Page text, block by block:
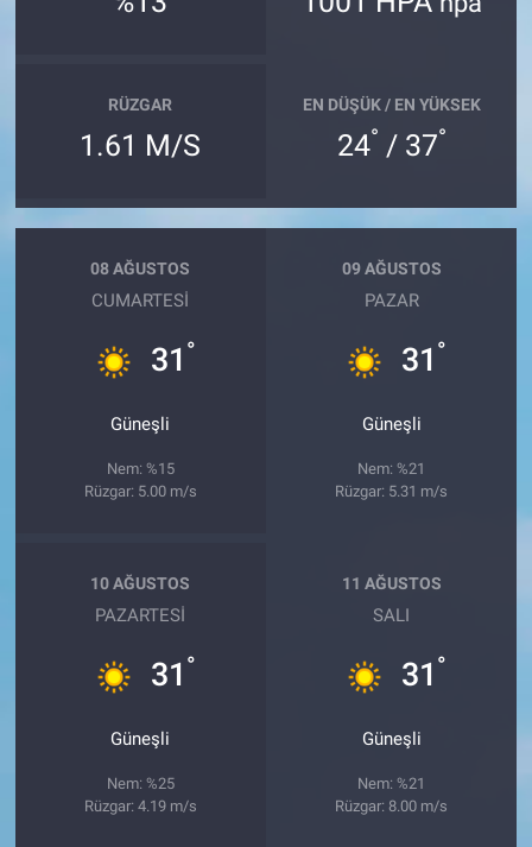
RÜZGAR
1.61 M/S
EN DÜŞÜK / EN YÜKSEK
24° / 37°
08 AĞUSTOS
CUMARTESI
31 °
Güneşli
Nem: %15
Rüzgar: 5.00 m/s
09 AĞUSTOS
PAZAR
31 °
Güneşli
Nem: %21
Rüzgar: 5.31 m/s
10 AĞUSTOS
PAZARTESI
31 °
Güneşli
Nem: %25
Rüzgar: 4.19 m/s
11 AĞUSTOS
SALI
31 °
Güneşli
Nem: %21
Rüzgar: 8.00 m/s